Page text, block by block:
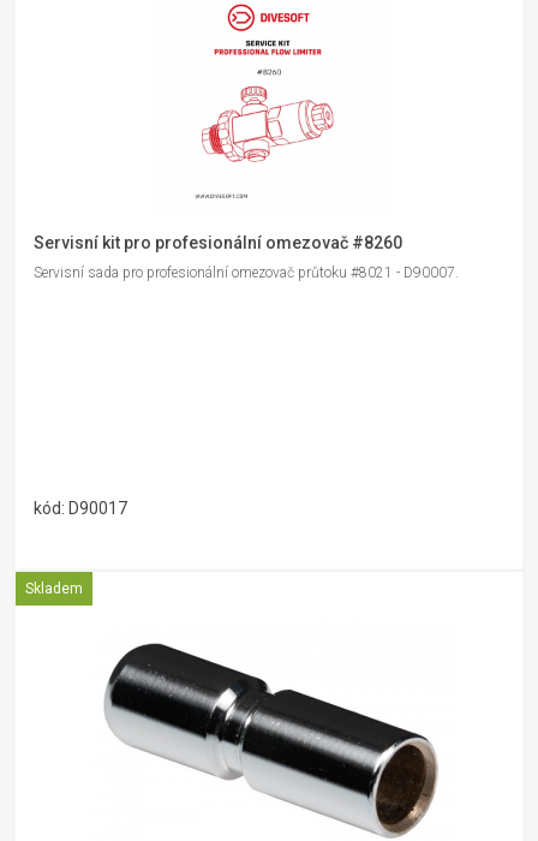
Servisní kit pro profesionální omezovač #8260
Servisní sada pro profesionální omezovač průtoku #8021 - D90007.
kód: D90017
Skladem